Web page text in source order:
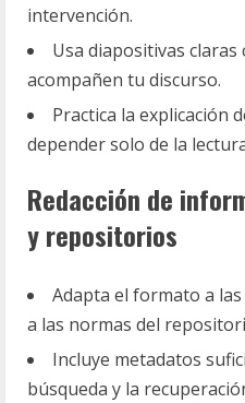
intervención.
Usa diapositivas
acompañen tu discurso.
Practica la explicación
depender solo de la
Redacción de
y repositorios
Adapta el formato a
a las normas del
Incluye metadatos
búsqueda y la